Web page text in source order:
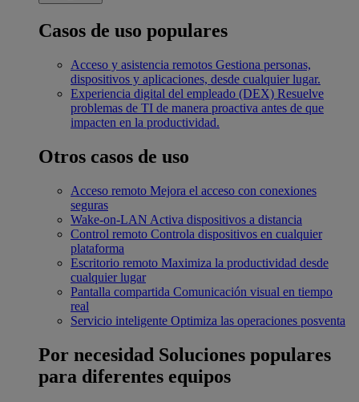
Casos de uso populares
Acceso y asistencia remotos Gestiona personas,
dispositivos y aplicaciones, desde cualquier lugar.
Experiencia digital del empleado (DEX) Resuelve
problemas de TI de manera proactiva antes de que
impacten en la productividad.
Otros casos de uso
Acceso remoto Mejora el acceso con conexiones
seguras
Wake-on-LAN Activa dispositivos a distancia
Control remoto Controla dispositivos en cualquier
plataforma
Escritorio remoto Maximiza la productividad desde
cualquier lugar
Pantalla compartida Comunicación visual en tiempo
real
Servicio inteligente Optimiza las operaciones posventa
Por necesidad Soluciones populares
para diferentes equipos